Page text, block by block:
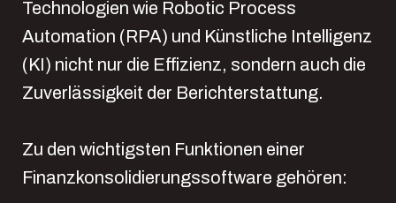
Technologien wie Robotic Process
Automation (RPA) und Künstliche Intelligenz
(KI) nicht nur die Effizienz, sondern auch die
Zuverlässigkeit der Berichterstattung.
Zu den wichtigsten Funktionen einer
Finanzkonsolidierungssoftware gehören: